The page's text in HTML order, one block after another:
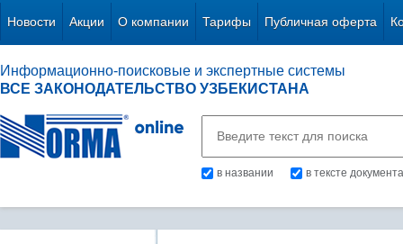
Новости Акции О компании Тарифы Публичная оферта
Информационно-поисковые и экспертные системы
ВСЕ ЗАКОНОДАТЕЛЬСТВО УЗБЕКИСТАНА
в названии в тексте документа